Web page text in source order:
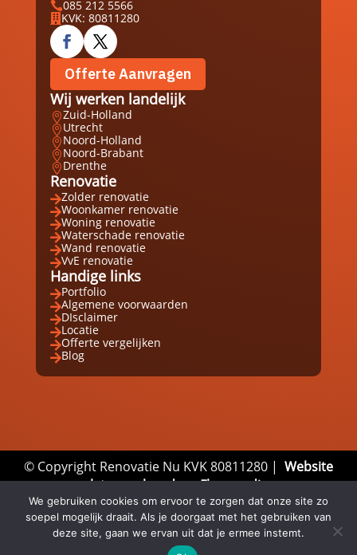
085 212 5566
 KVK: 80811280
Offerte Aanvragen
Wij werken landelijk
Zuid-Holland
Utrecht
Noord-Holland
Noord-Brabant
Drenthe
Renovatie
Zolder renovatie
Woonkamer renovatie
Woning renovatie
Waterschade renovatie
Wand renovatie
VvE renovatie
Handige links
Portfolio
Algemene voorwaarden
DIsclaimer
Locatie
Offerte vergelijken
Blog
© Copyright Renovatie Nu KVK 80811280 | Website
laten maken door Flexamedia
Privacyverklaring|Disclaimer| Algemene
Voorwaarden
We gebruiken cookies om ervoor te zorgen dat onze site zo
soepel mogelijk draait. Als je doorgaat met het gebruiken van
deze site, gaan we ervan uit dat je ermee instemt.